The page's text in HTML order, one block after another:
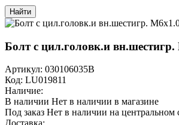
Найти
Болт с цил.головк.и
Артикул: 030106035B
Код: LU019811
Наличие:
В наличии Нет в наличии в магазине
Под заказ Нет в наличии на центральном